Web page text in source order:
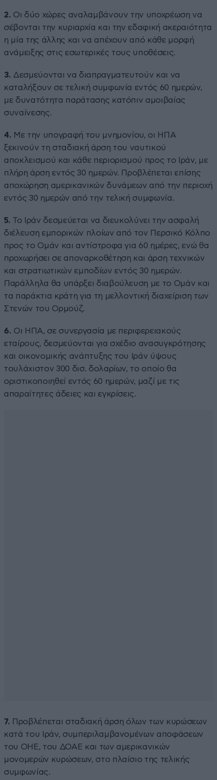
2. Οι δύο χώρες αναλαμβάνουν την υποχρέωση να
σέβονται την κυριαρχία και την εδαφική ακεραιότητα
η μία της άλλης και να απέχουν από κάθε μορφή
ανάμειξης στις εσωτερικές τους υποθέσεις.
3. Δεσμεύονται να διαπραγματευτούν και να
καταλήξουν σε τελική συμφωνία εντός 60 ημερών,
με δυνατότητα παράτασης κατόπιν αμοιβαίας
συναίνεσης.
4. Με την υπογραφή του μνημονίου, οι ΗΠΑ
ξεκινούν τη σταδιακή άρση του ναυτικού
αποκλεισμού και κάθε περιορισμού προς το Ιράν, με
πλήρη άρση εντός 30 ημερών. Προβλέπεται επίσης
αποχώρηση αμερικανικών δυνάμεων από την περιοχή
εντός 30 ημερών από την τελική συμφωνία.
5. Το Ιράν δεσμεύεται να διευκολύνει την ασφαλή
διέλευση εμπορικών πλοίων από τον Περσικό Κόλπο
προς το Ομάν και αντίστροφα για 60 ημέρες, ενώ θα
προχωρήσει σε αποναρκοθέτηση και άρση τεχνικών
και στρατιωτικών εμποδίων εντός 30 ημερών.
Παράλληλα θα υπάρξει διαβούλευση με το Ομάν και
τα παράκτια κράτη για τη μελλοντική διαχείριση των
Στενών του Ορμούζ.
6. Οι ΗΠΑ, σε συνεργασία με περιφερειακούς
εταίρους, δεσμεύονται για σχέδιο ανασυγκρότησης
και οικονομικής ανάπτυξης του Ιράν ύψους
τουλάχιστον 300 δισ. δολαρίων, το οποίο θα
οριστικοποιηθεί εντός 60 ημερών, μαζί με τις
απαραίτητες άδειες και εγκρίσεις.
7. Προβλέπεται σταδιακή άρση όλων των κυρώσεων
κατά του Ιράν, συμπεριλαμβανομένων αποφάσεων
του ΟΗΕ, του ΔΟΑΕ και των αμερικανικών
μονομερών κυρώσεων, στο πλαίσιο της τελικής
συμφωνίας.